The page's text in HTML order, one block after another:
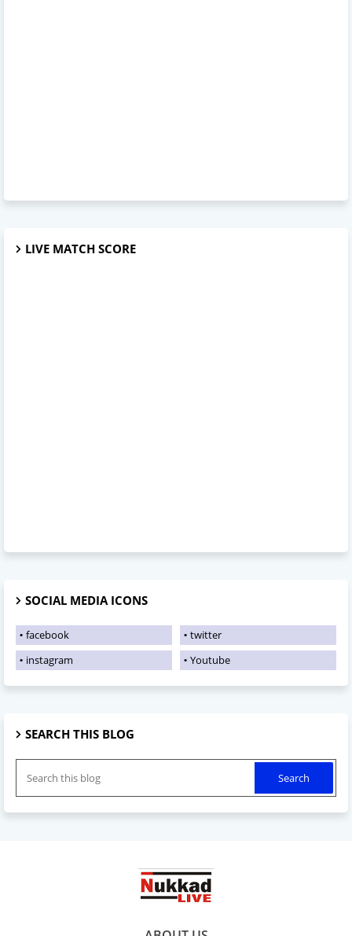
LIVE MATCH SCORE
SOCIAL MEDIA ICONS
facebook
twitter
instagram
Youtube
SEARCH THIS BLOG